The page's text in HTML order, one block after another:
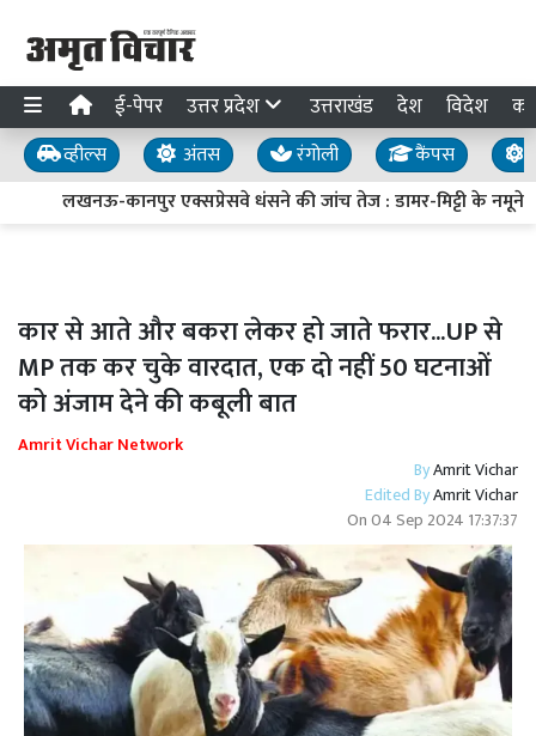
ई-पेपर उत्तर प्रदेश उत्तराखंड देश विदेश
व्हील्स अंतस रंगोली कैंपस
लखनऊ-कानपुर एक्सप्रेसवे धंसने की जांच तेज : डामर-मिट्टी के नमूने
कार से आते और बकरा लेकर हो जाते फरार...UP से
MP तक कर चुके वारदात, एक दो नहीं 50 घटनाओं
को अंजाम देने की कबूली बात
Amrit Vichar Network
ByAmrit Vichar
Edited ByAmrit Vichar
On04 Sep 2024 17:37:37